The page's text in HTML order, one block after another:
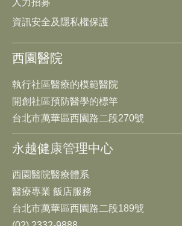
人力招募
資訊安全及隱私權保護
西園醫院
執行社區醫療的模範醫院
開創社區預防醫學的標竿
台北市萬華區西園路二段270號
永越健康管理中心
西園醫院醫療體系
醫療專業 飯店服務
台北市萬華區西園路二段189號